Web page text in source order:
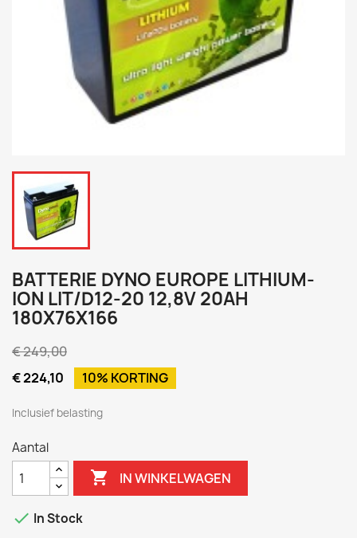
BATTERIE DYNO EUROPE LITHIUM-
ION LIT/D12-20 12,8V 20AH
180X76X166
€ 249,00
€ 224,10
10% KORTING
Inclusief belasting
Aantal
 IN WINKELWAGEN
 In Stock